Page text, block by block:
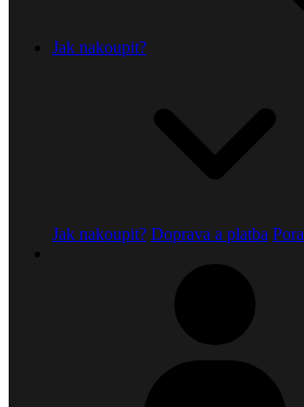
Jak nakoupit?
Jak nakoupit? Doprava a platba